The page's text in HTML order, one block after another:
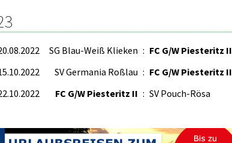
SG Blau-Weiß Klieken : FC G/W Piesteritz II
SV Germania Roßlau : FC G/W Piesteritz II
FC G/W Piesteritz II : SV Pouch-Rösa